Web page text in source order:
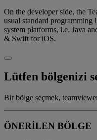
On the developer side, the
usual standard programming
system platforms, i.e. Java
& Swift for iOS.
Lütfen bölgenizi
Bir bölge seçmek,
ÖNERİLEN BÖLGE